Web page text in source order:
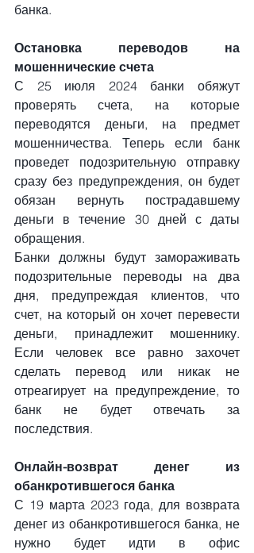
банка.
Остановка переводов на
мошеннические счета
С 25 июля 2024 банки обяжут
проверять счета, на которые
переводятся деньги, на предмет
мошенничества. Теперь если банк
проведет подозрительную отправку
сразу без предупреждения, он будет
обязан вернуть пострадавшему
деньги в течение 30 дней с даты
обращения.
Банки должны будут замораживать
подозрительные переводы на два
дня, предупреждая клиентов, что
счет, на который он хочет перевести
деньги, принадлежит мошеннику.
Если человек все равно захочет
сделать перевод или никак не
отреагирует на предупреждение, то
банк не будет отвечать за
последствия.
Онлайн-возврат денег из
обанкротившегося банка
С 19 марта 2023 года, для возврата
денег из обанкротившегося банка, не
нужно будет идти в офис